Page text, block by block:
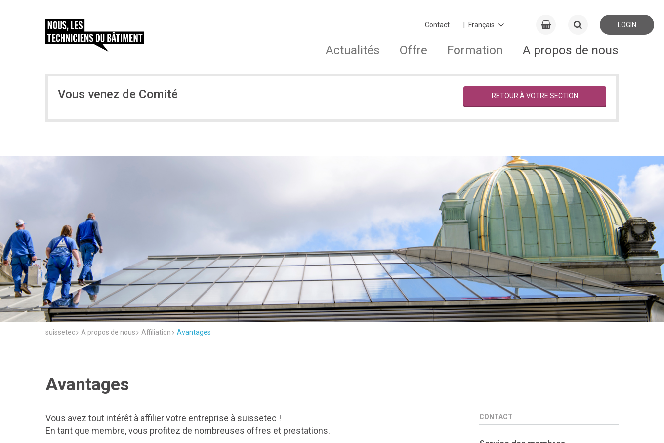
Contact LOGIN
Actualités Offre Formation A propos de nous
Vous venez de Comité RETOUR À VOTRE SECTION
suissetec A propos de nous Affiliation Avantages
Avantages
Vous avez tout intérêt à affilier votre entreprise à suissetec !
En tant que membre, vous profitez de nombreuses offres et prestations.
CONTACT